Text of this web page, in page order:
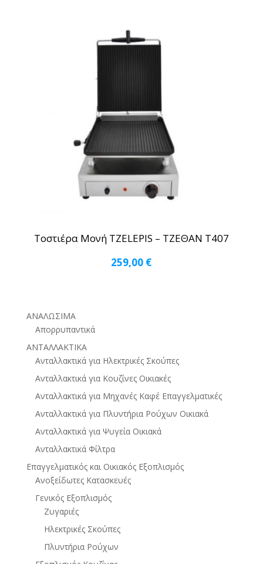
Τοστιέρα Μονή TZELEPIS – ΤΖΕΘΑΝ Τ407
259,00 €
ΑΝΑΛΩΣΙΜΑ
Απορρυπαντικά
ΑΝΤΑΛΛΑΚΤΙΚΑ
Ανταλλακτικά για Ηλεκτρικές Σκούπες
Ανταλλακτικά για Κουζίνες Οικιακές
Ανταλλακτικά για Μηχανές Καφέ Επαγγελματικές
Ανταλλακτικά για Πλυντήρια Ρούχων Οικιακά
Ανταλλακτικά για Ψυγεία Οικιακά
Ανταλλακτικά Φίλτρα
Επαγγελματικός και Οικιακός Εξοπλισμός
Ανοξείδωτες Κατασκευές
Γενικός Εξοπλισμός
Ζυγαριές
Ηλεκτρικές Σκούπες
Πλυντήρια Ρούχων